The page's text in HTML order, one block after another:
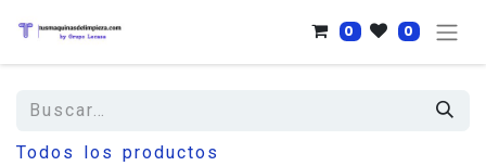
0 0
Todos los productos